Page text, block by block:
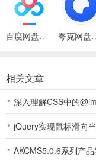
云上西山(信息服务
百度网盘绿色免安装Pc电脑版 夸克
相关文章
深入理解CSS中的
jQuery实现鼠标滑向
AKCMS5.0.6系列产